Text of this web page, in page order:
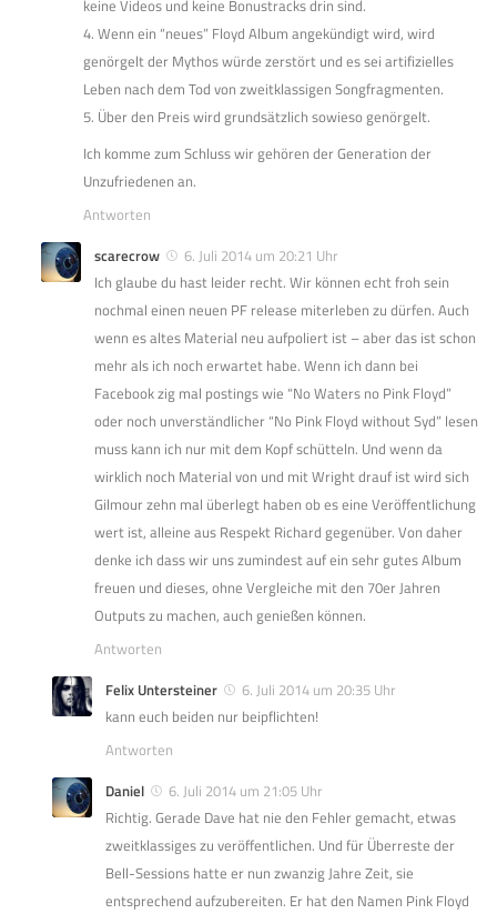
keine Videos und keine Bonustracks drin sind.
4. Wenn ein “neues” Floyd Album angekündigt wird, wird
genörgelt der Mythos würde zerstört und es sei artifizielles
Leben nach dem Tod von zweitklassigen Songfragmenten.
5. Über den Preis wird grundsätzlich sowieso genörgelt.
Ich komme zum Schluss wir gehören der Generation der
Unzufriedenen an.
Antworten
scarecrow
6. Juli 2014 um 20:21 Uhr
Ich glaube du hast leider recht. Wir können echt froh sein
nochmal einen neuen PF release miterleben zu dürfen. Auch
wenn es altes Material neu aufpoliert ist – aber das ist schon
mehr als ich noch erwartet habe. Wenn ich dann bei
Facebook zig mal postings wie “No Waters no Pink Floyd”
oder noch unverständlicher “No Pink Floyd without Syd” lesen
muss kann ich nur mit dem Kopf schütteln. Und wenn da
wirklich noch Material von und mit Wright drauf ist wird sich
Gilmour zehn mal überlegt haben ob es eine Veröffentlichung
wert ist, alleine aus Respekt Richard gegenüber. Von daher
denke ich dass wir uns zumindest auf ein sehr gutes Album
freuen und dieses, ohne Vergleiche mit den 70er Jahren
Outputs zu machen, auch genießen können.
Antworten
Felix Untersteiner
6. Juli 2014 um 20:35 Uhr
kann euch beiden nur beipflichten!
Antworten
Daniel
6. Juli 2014 um 21:05 Uhr
Richtig. Gerade Dave hat nie den Fehler gemacht, etwas
zweitklassiges zu veröffentlichen. Und für Überreste der
Bell-Sessions hatte er nun zwanzig Jahre Zeit, sie
entsprechend aufzubereiten. Er hat den Namen Pink Floyd